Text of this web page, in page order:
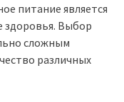
питание является
здоровья. Выбор
сложным
различных